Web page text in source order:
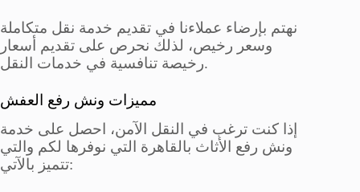
نهتم بإرضاء عملاءنا في تقديم خدمة نقل متكاملة
وسعر رخيص، لذلك نحرص على تقديم أسعار
رخيصة تنافسية في خدمات النقل.
مميزات ونش رفع العفش
إذا كنت ترغب في النقل الآمن، احصل على خدمة
ونش رفع الأثاث بالقاهرة التي نوفرها لكم والتي
تتميز بالآتي: